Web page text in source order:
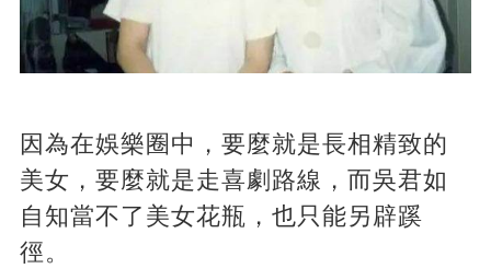
因為在娛樂圈中，要麼就是長相精致的
美女，要麼就是走喜劇路線，而吳君如
自知當不了美女花瓶，也只能另辟蹊
徑。